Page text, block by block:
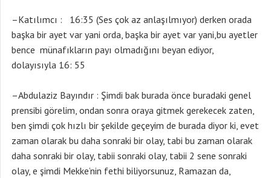
–Katılımcı : 16:35 (Ses çok az anlaşılmıyor) derken orada
başka bir ayet var yani orda, başka bir ayet var yani,bu ayetler
bence münafıkların payı olmadığını beyan ediyor,
dolayısıyla 16: 55
–Abdulaziz Bayındır : Şimdi bak burada önce buradaki genel
prensibi görelim, ondan sonra oraya gitmek gerekecek zaten,
ben şimdi çok hızlı bir şekilde geçeyim de burada diyor ki, evet
zaman olarak bu daha sonraki bir olay, tabi bu zaman olarak
daha sonraki bir olay, tabii sonraki olay, tabii 2 sene sonraki
olay, e şimdi Mekke’nin fethi biliyorsunuz, Ramazan da,